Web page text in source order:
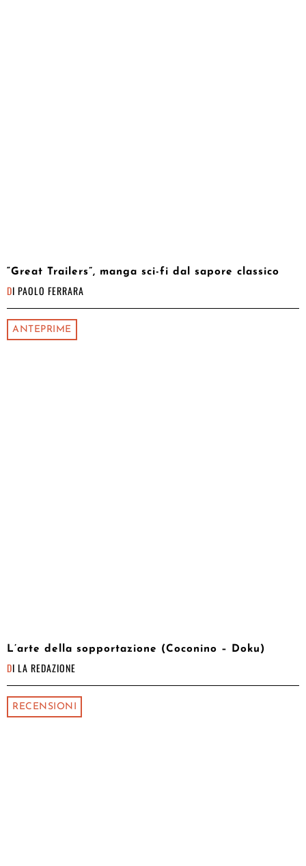
“Great Trailers”, manga sci-fi dal sapore classico
DI PAOLO FERRARA
ANTEPRIME
L’arte della sopportazione (Coconino – Doku)
DI LA REDAZIONE
RECENSIONI